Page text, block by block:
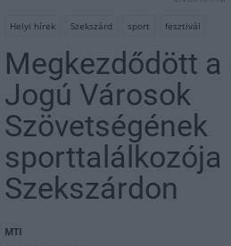
Helyi hírek Szekszárd sport fesztivál
Megkezdődött a
Jogú Városok
Szövetségének
sporttalálkozója
Szekszárdon
MTI